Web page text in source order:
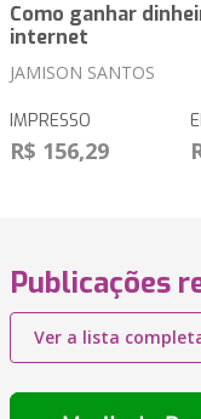
Como ganhar
internet
JAMISON SANTOS
IMPRESSO
R$ 156,29
Publicações
Ver a lista